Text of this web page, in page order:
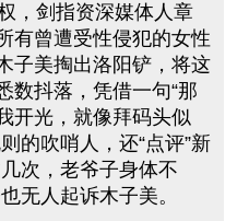
，剑指资深媒体人章
有曾遭受性侵犯的女性
子美掏出洛阳铲，将这
数抖落，凭借一句“那
开光，就像拜码头似
的吹哨人，还“点评”新
次，老爷子身体不
无人起诉木子美。